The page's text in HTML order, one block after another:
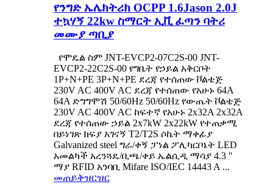
የንግድ ኤሌክትሪክ OCPP 1.6Jason 2.0J
ተኳሃኝ 22kw ስማርት ኢቪ ፈጣን ባትሪ
መሙያ ጣቢያ
የሞዴል ስም JNT-EVCP2-07C2S-00 JNT-
EVCP2-22C2S-00 የግቤት የኃይል አቅርቦት
1P+N+PE 3P+N+PE ደረጃ የተሰጠው ቮልቴጅ
230V AC 400V AC ደረጃ የተሰጠው የአሁኑ 64A
64A ድግግሞሽ 50/60Hz 50/60Hz የውጤት ቮልቴጅ
230V AC 400V AC ከፍተኛ የአሁኑ 2x32A 2x32A
ደረጃ የተሰጠው ኃይል 2x7kW 2x22kW የተጠቃሚ
በይነገጽ ክፍያ አገናኝ T2/T2S ሶኬት ማቀፊያ
Galvanized steel ግራ/ቀኝ ፓነል ፖሊካርቦኔት LED
አመልካች አረንጓዴ/ቢጫ/ቀይ ኤልሲዲ ማሳያ 4.3 ″
ማያ RFID አንባቢ Mifare ISO/IEC 14443 A ...
መጠይቅዝርዝር